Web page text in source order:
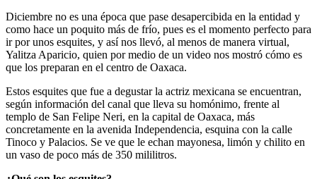
Diciembre no es una época que pase desapercibida en la entidad y
como hace un poquito más de frío, pues es el momento perfecto para
ir por unos esquites, y así nos llevó, al menos de manera virtual,
Yalitza Aparicio, quien por medio de un video nos mostró cómo es
que los preparan en el centro de Oaxaca.
Estos esquites que fue a degustar la actriz mexicana se encuentran,
según información del canal que lleva su homónimo, frente al
templo de San Felipe Neri, en la capital de Oaxaca, más
concretamente en la avenida Independencia, esquina con la calle
Tinoco y Palacios. Se ve que le echan mayonesa, limón y chilito en
un vaso de poco más de 350 mililitros.